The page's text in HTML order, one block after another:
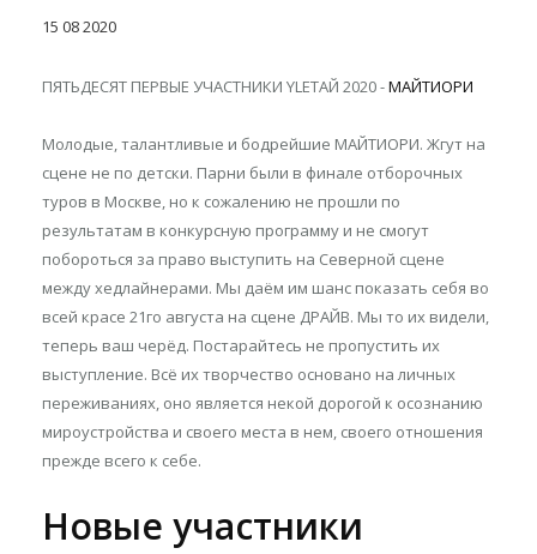
15 082020
ПЯТЬДЕСЯТ ПЕРВЫЕ УЧАСТНИКИ YLETAЙ 2020 -МАЙТИОРИ
Молодые, талантливые и бодрейшие МАЙТИОРИ. Жгут на
сцене не по детски. Парни были в финале отборочных
туров в Москве, но к сожалению не прошли по
результатам в конкурсную программу и не смогут
побороться за право выступить на Северной сцене
между хедлайнерами. Мы даём им шанс показать себя во
всей красе 21го августа на сцене ДРАЙВ. Мы то их видели,
теперь ваш черёд. Постарайтесь не пропустить их
выступление. Всё их творчество основано на личных
переживаниях, оно является некой дорогой к осознанию
мироустройства и своего места в нем, своего отношения
прежде всего к себе.
Новые участники